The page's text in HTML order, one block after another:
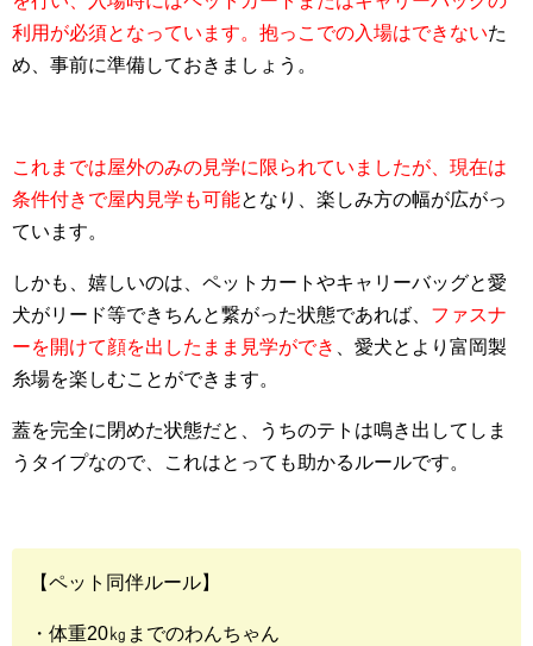
利用が必須となっています。抱っこでの入場はできないた
め、事前に準備しておきましょう。
これまでは屋外のみの見学に限られていましたが、現在は
条件付きで屋内見学も可能となり、楽しみ方の幅が広がっ
ています。
しかも、嬉しいのは、ペットカートやキャリーバッグと愛
犬がリード等できちんと繋がった状態であれば、 ファスナ
ーを開けて顔を出したまま見学ができ 、愛犬とより富岡製
糸場を楽しむことができます。
蓋を完全に閉めた状態だと、うちのテトは鳴き出してしま
うタイプなので、これはとっても助かるルールです。
【ペット同伴ルール】
・体重20㎏までのわんちゃん